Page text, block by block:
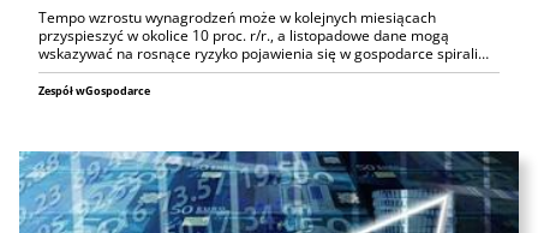
Tempo wzrostu wynagrodzeń może w kolejnych miesiącach
przyspieszyć w okolice 10 proc. r/r., a listopadowe dane mogą
wskazywać na rosnące ryzyko pojawienia się w gospodarce spirali…
Zespół wGospodarce